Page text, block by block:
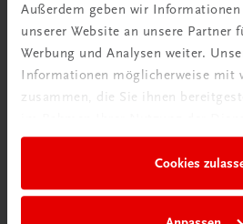
Außerdem geben wir
unserer Website an unsere Partner
Werbung und Analysen weiter.
Informationen möglicherweise mit
zusammen, die Sie ihnen
Cookies
Familienunternehmen mit 80
Mitarbeitern, die eines verbindet:
Produkte.
mehr erfahren